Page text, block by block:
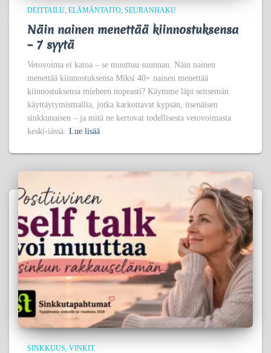
DEITTAILU ELÄMÄNTAITO SEURANHAKU
Näin nainen menettää kiinnostuksensa
– 7 syytä
Vetovoima ei katoa – se muuttuu suunnan. Näin nainen
menettää kiinnostuksensa Miksi 40+ nainen menettää
kiinnostuksensa mieheen nopeasti? Käymme läpi seitsemän
käyttäytymismallia, jotka karkottavat kypsän, itsenäisen
sinkkunaisen – ja mitä ne kertovat todellisesta vetovoimasta
keski-iässä. Lue lisää
SINKKUUS VINKIT